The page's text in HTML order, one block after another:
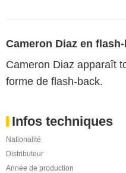
Cameron Diaz en
Cameron Diaz apparaît
forme de flash-back.
Infos techniques
Nationalité
Distributeur
Année de production